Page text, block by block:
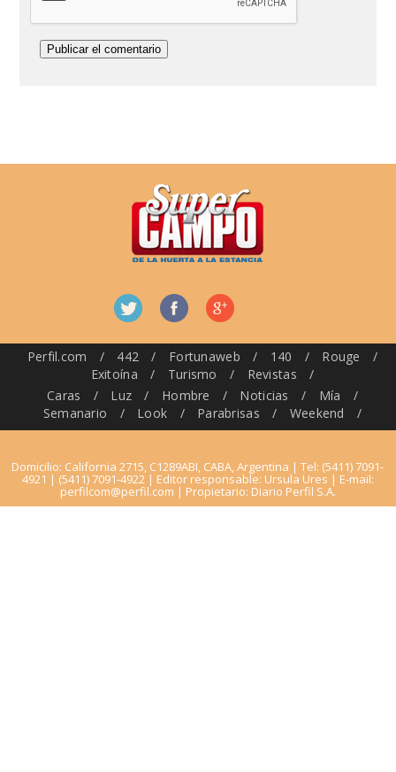
Perfil.com / 442 / Fortunaweb / 140 / Rouge
/
Exitoína
/ Turismo / Revistas
/
Caras
/ Luz / Hombre / Noticias / Mía
/
Semanario
/ Look / Parabrisas / Weekend /
Domicilio: California 2715, C1289ABI, CABA, Argentina | Tel: (5411) 7091-
4921 | (5411) 7091-4922 | Editor responsable: Ursula Ures | E-mail:
perfilcom@perfil.com | Propietario: Diario Perfil S.A.